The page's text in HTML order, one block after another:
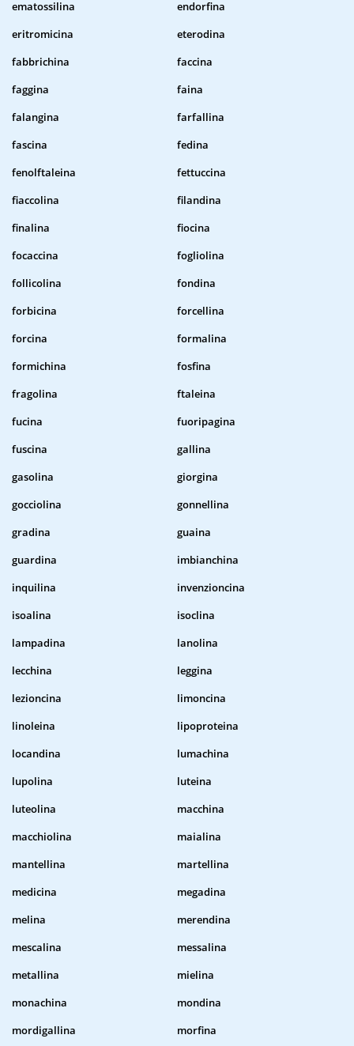
ematossilina
endorfina
eritromicina
eterodina
fabbrichina
faccina
faggina
faina
falangina
farfallina
fascina
fedina
fenolftaleina
fettuccina
fiaccolina
filandina
finalina
fiocina
focaccina
fogliolina
follicolina
fondina
forbicina
forcellina
forcina
formalina
formichina
fosfina
fragolina
ftaleina
fucina
fuoripagina
fuscina
gallina
gasolina
giorgina
gocciolina
gonnellina
gradina
guaina
guardina
imbianchina
inquilina
invenzioncina
isoalina
isoclina
lampadina
lanolina
lecchina
leggina
lezioncina
limoncina
linoleina
lipoproteina
locandina
lumachina
lupolina
luteina
luteolina
macchina
macchiolina
maialina
mantellina
martellina
medicina
megadina
melina
merendina
mescalina
messalina
metallina
mielina
monachina
mondina
mordigallina
morfina